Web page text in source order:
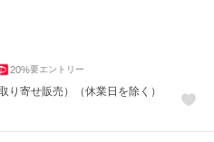
20%要エントリー
り寄せ販売）（休業日を除く）